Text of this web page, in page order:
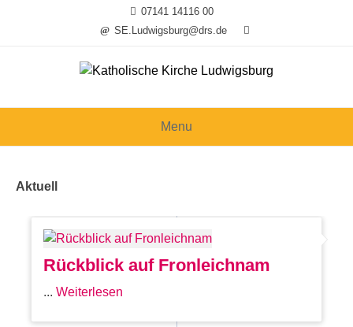
07141 14116 00
SE.Ludwigsburg@drs.de
Menu
Aktuell
Rückblick auf Fronleichnam
...Weiterlesen